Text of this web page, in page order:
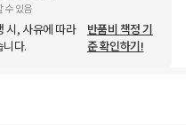
수 있음
시, 사유에 따라
다.
반품비 책정 기
준 확인하기!